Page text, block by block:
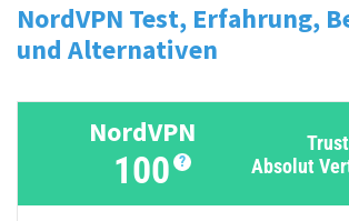
NordVPN Test, Erfahrung,
und Alternativen
NordVPN
100 ?
Absolut